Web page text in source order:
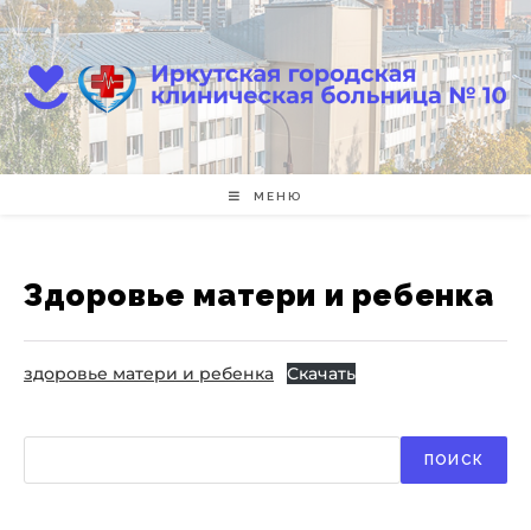
Перейти
к
содержимому
МЕНЮ
Здоровье матери и ребенка
здоровье матери и ребенка Скачать
ПОИСК